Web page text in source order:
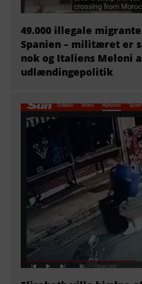
49.000 illegale
Spanien – militæret er
nok og Italiens Meloni
udlændingepolitik